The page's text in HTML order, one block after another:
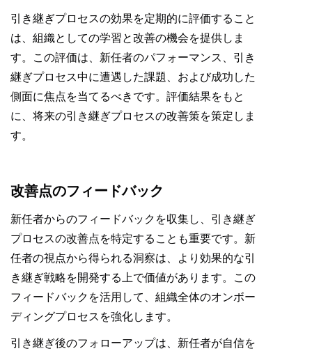
引き継ぎプロセスの効果を定期的に評価すること
は、組織としての学習と改善の機会を提供しま
す。この評価は、新任者のパフォーマンス、引き
継ぎプロセス中に遭遇した課題、および成功した
側面に焦点を当てるべきです。評価結果をもと
に、将来の引き継ぎプロセスの改善策を策定しま
す。
改善点のフィードバック
新任者からのフィードバックを収集し、引き継ぎ
プロセスの改善点を特定することも重要です。新
任者の視点から得られる洞察は、より効果的な引
き継ぎ戦略を開発する上で価値があります。この
フィードバックを活用して、組織全体のオンボー
ディングプロセスを強化します。
引き継ぎ後のフォローアップは、新任者が自信を